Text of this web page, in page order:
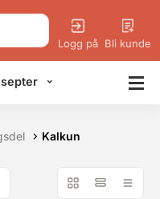
Logg på Bli kunde
Kalkun